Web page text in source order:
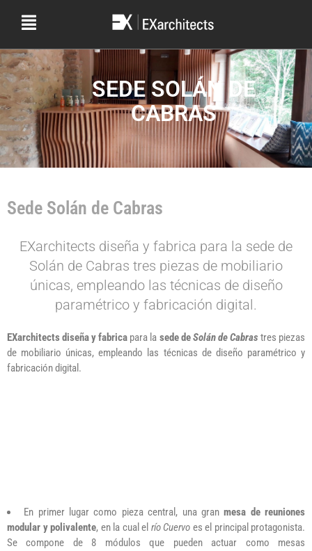
SEDE SOLÁN DE
CABRAS
Sede Solán de Cabras
EXarchitects diseña y fabrica para la sede de
Solán de Cabras tres piezas de mobiliario
únicas, empleando las técnicas de diseño
paramétrico y fabricación digital.
EXarchitects diseña y fabrica para la sede deSolán de Cabras tres piezas
de mobiliario únicas, empleando las técnicas de diseño paramétrico y
fabricación digital.
En primer lugar como pieza central, una granmesa de reuniones
modular y polivalente, en la cual el río Cuervo es el principal protagonista.
Se compone de 8 módulos que pueden actuar como mesas